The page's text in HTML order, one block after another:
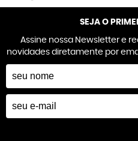
SEJA O
Assine nossa Newsletter e
novidades diretamente por